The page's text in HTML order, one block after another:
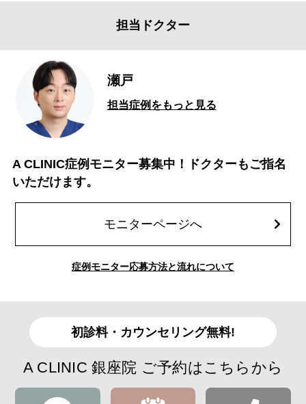
担当ドクター
瀬戸
担当症例をもっと見る
A CLINIC症例モニター募集中！ドクターもご指名
いただけます。
モニターページへ
症例モニター応募方法と流れについて
初診料・カウンセリング無料!
A CLINIC 銀座院 ご予約はこちらから